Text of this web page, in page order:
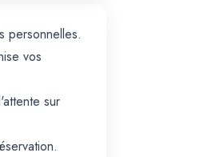
personnelles.
vos
sur